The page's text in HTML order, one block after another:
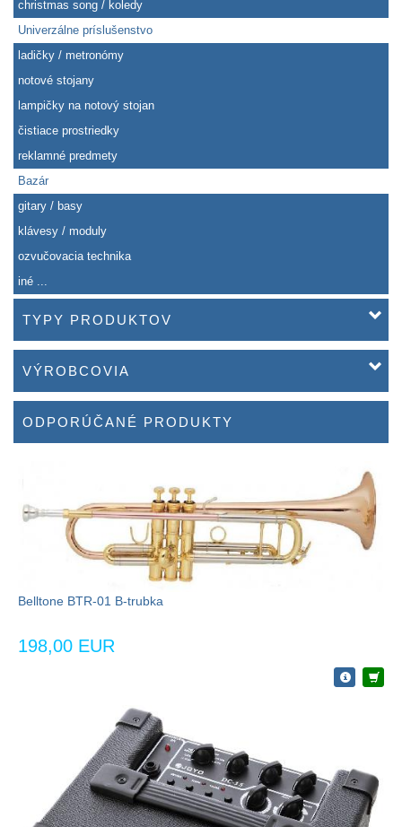
christmas song / koledy
Univerzálne príslušenstvo
ladičky / metronómy
notové stojany
lampičky na notový stojan
čistiace prostriedky
reklamné predmety
Bazár
gitary / basy
klávesy / moduly
ozvučovacia technika
iné ...
TYPY PRODUKTOV
VÝROBCOVIA
ODPORÚČANÉ PRODUKTY
Belltone BTR-01 B-trubka
198,00 EUR